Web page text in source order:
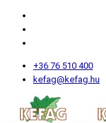
+36 76 510 400
kefag@kefag.hu